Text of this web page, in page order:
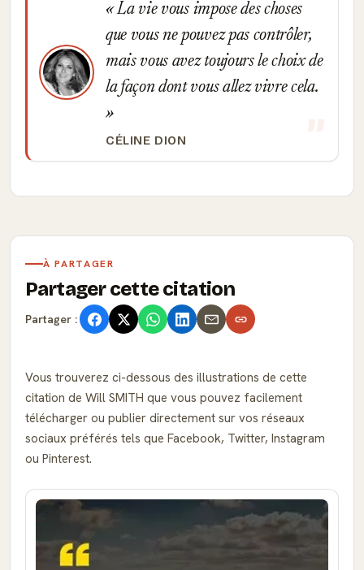
La vie vous impose des choses
que vous ne pouvez pas contrôler,
mais vous avez toujours le choix de
la façon dont vous allez vivre cela.
CÉLINE DION
À PARTAGER
Partager cette citation
Partager :
Vous trouverez ci-dessous des illustrations de cette
citation de Will SMITH que vous pouvez facilement
télécharger ou publier directement sur vos réseaux
sociaux préférés tels que Facebook, Twitter, Instagram
ou Pinterest.